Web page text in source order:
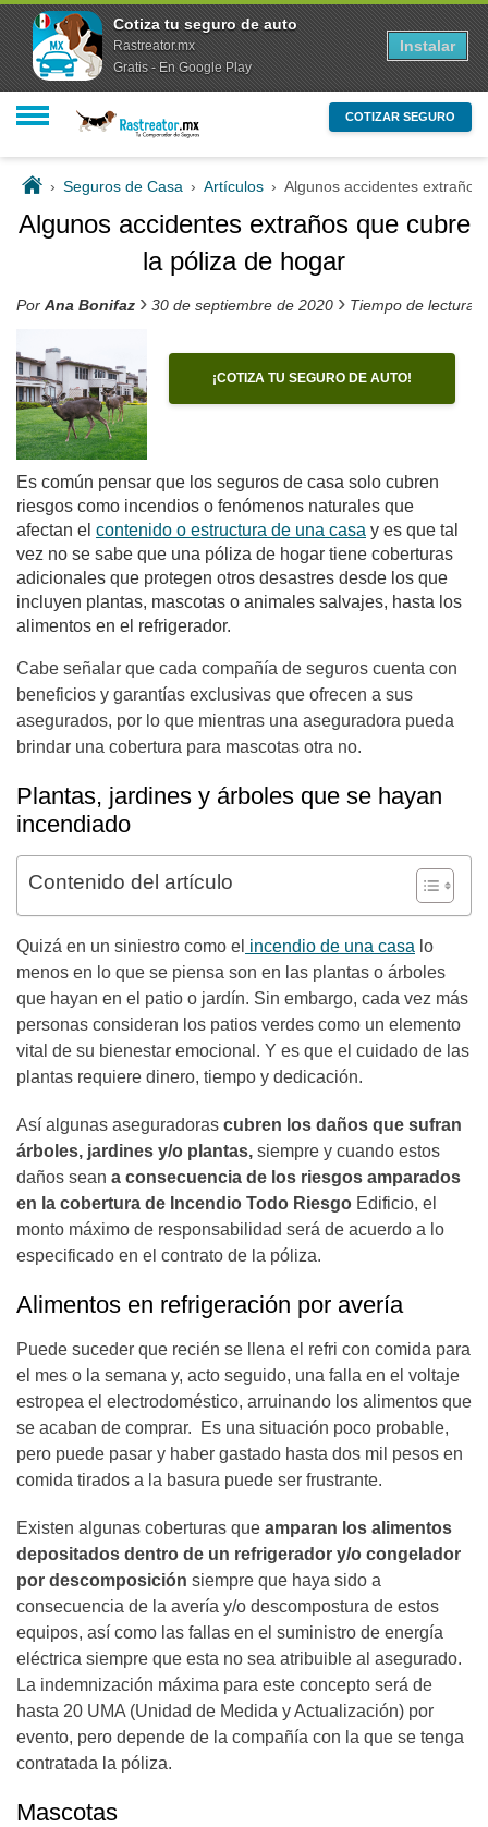
COTIZAR SEGURO
› Seguros de Casa › Artículos › Algunos accidentes
Algunos accidentes extraños que cubre
la póliza de hogar
Por Ana Bonifaz › 30 de septiembre de 2020 › Tiempo de lectura
¡COTIZA TU SEGURO DE AUTO!
Es común pensar que los seguros de casa solo cubren
riesgos como incendios o fenómenos naturales que
afectan el contenido o estructura de una casa y es que tal
vez no se sabe que una póliza de hogar tiene coberturas
adicionales que protegen otros desastres desde los que
incluyen plantas, mascotas o animales salvajes, hasta los
alimentos en el refrigerador.
Cabe señalar que cada compañía de seguros cuenta con
beneficios y garantías exclusivas que ofrecen a sus
asegurados, por lo que mientras una aseguradora pueda
brindar una cobertura para mascotas otra no.
Plantas, jardines y árboles que se hayan
incendiado
Contenido del artículo
Quizá en un siniestro como el incendio de una casa lo
menos en lo que se piensa son en las plantas o árboles
que hayan en el patio o jardín. Sin embargo, cada vez más
personas consideran los patios verdes como un elemento
vital de su bienestar emocional. Y es que el cuidado de las
plantas requiere dinero, tiempo y dedicación.
Así algunas aseguradoras cubren los daños que sufran
árboles, jardines y/o plantas, siempre y cuando estos
daños sean a consecuencia de los riesgos amparados
en la cobertura de Incendio Todo Riesgo Edificio, el
monto máximo de responsabilidad será de acuerdo a lo
especificado en el contrato de la póliza.
Alimentos en refrigeración por avería
Puede suceder que recién se llena el refri con comida para
el mes o la semana y, acto seguido, una falla en el voltaje
estropea el electrodoméstico, arruinando los alimentos que
se acaban de comprar. Es una situación poco probable,
pero puede pasar y haber gastado hasta dos mil pesos en
comida tirados a la basura puede ser frustrante.
Existen algunas coberturas que amparan los alimentos
depositados dentro de un refrigerador y/o congelador
por descomposición siempre que haya sido a
consecuencia de la avería y/o descompostura de estos
equipos, así como las fallas en el suministro de energía
eléctrica siempre que esta no sea atribuible al asegurado.
La indemnización máxima para este concepto será de
hasta 20 UMA (Unidad de Medida y Actualización) por
evento, pero depende de la compañía con la que se tenga
contratada la póliza.
Mascotas
Cotiza tu seguro de auto
Rastreator.mx
Gratis - En Google Play
Instalar